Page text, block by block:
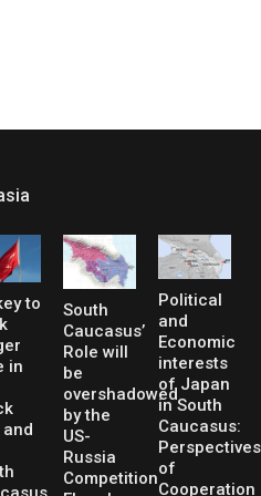
to
in
South
Caucasus’
Role will
be
overshadowed
by the
US-
Russia
Competition
Political
and
Economic
interests
of Japan
in South
Caucasus:
Perspectives
of
Cooperation